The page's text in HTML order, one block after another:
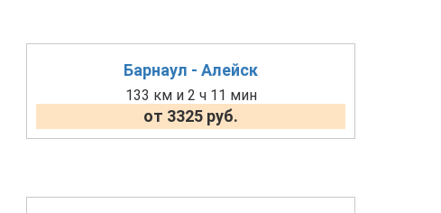
Барнаул - Алейск
133 км и 2 ч 11 мин
от 3325 руб.